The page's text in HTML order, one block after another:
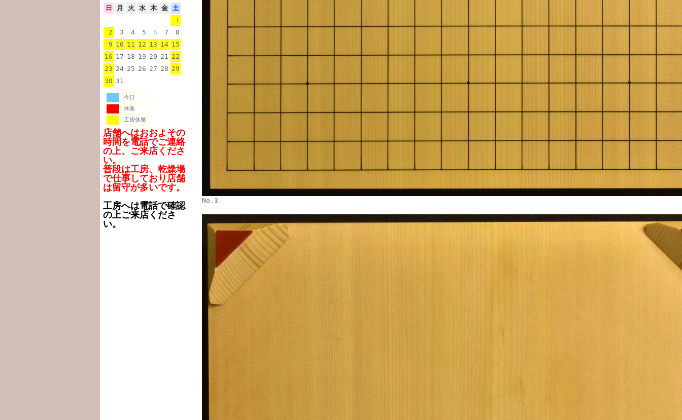
日
月 火 水 木 金
土
1
2
3 4 5 6 7
8
9 10 11 12 13 14 15
16 17 18 19 20 21 22
23 24 25 26 27 28 29
30 31
今日
休業
工房休業
店舗へはおおよその
時間を電話でご連絡
の上、ご来店くださ
い。
普段は工房、乾燥場
で仕事しており店舗
は留守が多いです。
工房へは電話で確認
の上ご来店くださ
い。
No.3